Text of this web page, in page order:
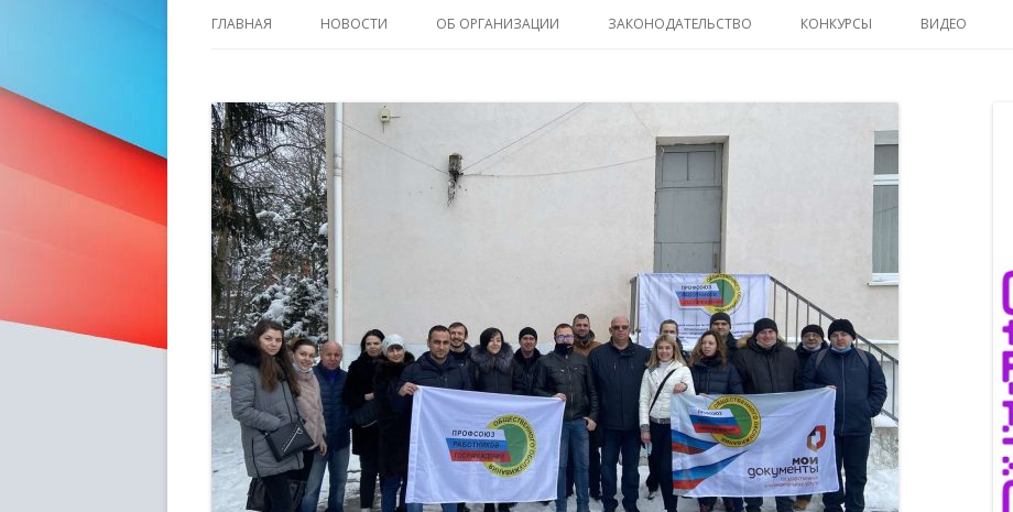
ГЛАВНАЯ НОВОСТИ ОБ ОРГАНИЗАЦИИ
СТРУКТУРА
СОСТАВ КОМИТЕТА
ЗАКОНОДАТЕЛЬСТВО КОНКУРСЫ ВИДЕО